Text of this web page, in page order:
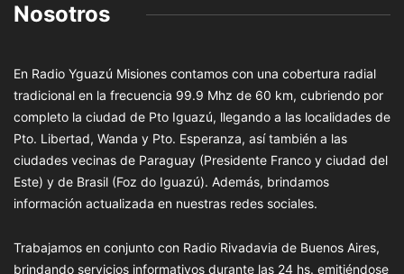
Nosotros
En Radio Yguazú Misiones contamos con una cobertura radial
tradicional en la frecuencia 99.9 Mhz de 60 km, cubriendo por
completo la ciudad de Pto Iguazú, llegando a las localidades de
Pto. Libertad, Wanda y Pto. Esperanza, así también a las
ciudades vecinas de Paraguay (Presidente Franco y ciudad del
Este) y de Brasil (Foz do Iguazú). Además, brindamos
información actualizada en nuestras redes sociales.
Trabajamos en conjunto con Radio Rivadavia de Buenos Aires,
brindando servicios informativos durante las 24 hs. emitiéndose